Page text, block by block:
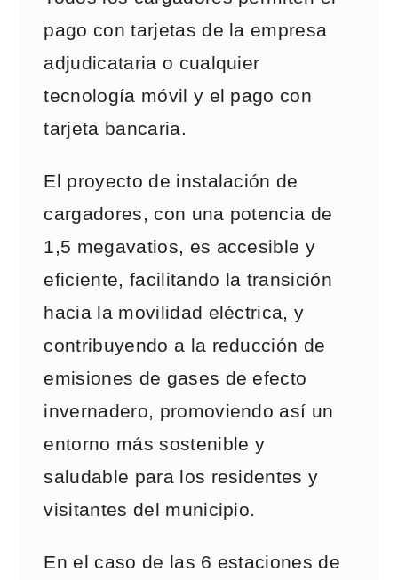
pago con tarjetas de la empresa
adjudicataria o cualquier
tecnología móvil y el pago con
tarjeta bancaria.
El proyecto de instalación de
cargadores, con una potencia de
1,5 megavatios, es accesible y
eficiente, facilitando la transición
hacia la movilidad eléctrica, y
contribuyendo a la reducción de
emisiones de gases de efecto
invernadero, promoviendo así un
entorno más sostenible y
saludable para los residentes y
visitantes del municipio.
En el caso de las 6 estaciones de